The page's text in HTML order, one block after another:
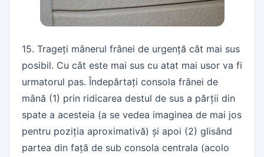
15. Trageți mânerul frânei de urgență cât mai sus
posibil. Cu cât este mai sus cu atat mai usor va fi
urmatorul pas. Îndepărtați consola frânei de
mână (1) prin ridicarea destul de sus a părții din
spate a acesteia (a se vedea imaginea de mai jos
pentru poziția aproximativă) și apoi (2) glisând
partea din față de sub consola centrala (acolo